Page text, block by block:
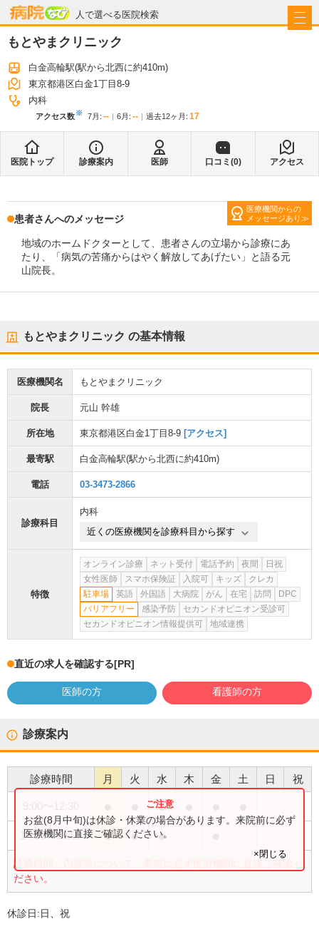
人で選べる医院検索
病院なび
もとやまクリニック
白金高輪駅(駅から北西に約410m)
東京都港区白金1丁目8-9
内科
アクセス数※ 7月 : -- 6月 : -- 過去12ヶ月: 17
医院トップ 診療案内 医師 口コミ(0) アクセス
医療機関からの
メッセージあり
患者さんへのメッセージ
地域のホームドクターとして、患者さんの立場から診療にあ
たり、「病気の苦痛からはやく解放してあげたい」と語る元
山院長。
もとやまクリニック の基本情報
医療機関名 もとやまクリニック
院長 元山 幹雄
所在地 東京都港区白金1丁目8-9 [アクセス]
最寄駅 白金高輪駅(駅から北西に約410m)
電話 03-3473-2866
診療科目
内科
近くの医療機関を診療科目から探す
特徴
オンライン診療 ネット受付 電話予約 夜間
日祝
女性医師
スマホ保険証 入院可 キッズ
クレカ
駐車場
英語 外国語 大病院 がん 在宅 訪問
DPC
バリアフリー
感染予防
セカンドオピニオン受診可
セカンドオピニオン情報提供可
地域連携
直近の求人を確認する[PR]
医師の方 看護師の方
診療案内
診療時間 月 火 水 木 金 土 日 祝
●
14:30〜18:00 ● ● ●
診療時間・内容等について、事前に必ず医療機関に直接ご確認く
ださい。
お盆(8月中旬)は休診・休業の場合があります。来院前に必ず
医療機関に直接ご確認ください。
×閉じる
休診日:日、祝